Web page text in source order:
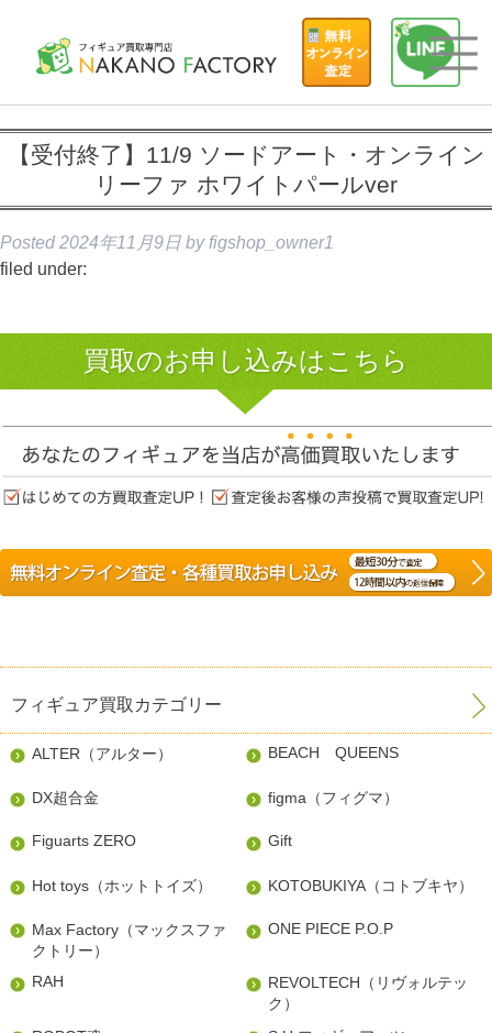
【受付終了】11/9 ソードアート・オンライン
リーファ ホワイトパールver
Posted 2024年11月9日 by figshop_owner1
filed under:
買取のお申し込みはこちら
フィギュア買取カテゴリー
ALTER（アルター） BEACH QUEENS
DX超合金 figma（フィグマ）
Figuarts ZERO Gift
Hot toys（ホットトイズ） KOTOBUKIYA（コトブキヤ）
Max Factory（マックスファ
クトリー）
ONE PIECE P.O.P
RAH
REVOLTECH（リヴォルテッ
ク）